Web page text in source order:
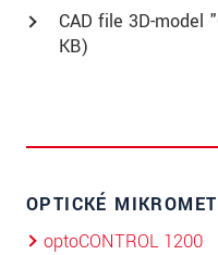
CAD file 3D-model
KB)
OPTICKÉ
optoCONTROL 1200